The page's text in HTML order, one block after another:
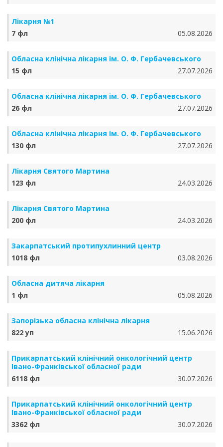
Лікарня №1
7 фл
05.08.2026
Обласна клінічна лікарня ім. О. Ф. Гербачевського
15 фл
27.07.2026
Обласна клінічна лікарня ім. О. Ф. Гербачевського
26 фл
27.07.2026
Обласна клінічна лікарня ім. О. Ф. Гербачевського
130 фл
27.07.2026
Лікарня Святого Мартина
123 фл
24.03.2026
Лікарня Святого Мартина
200 фл
24.03.2026
Закарпатський протипухлинний центр
1018 фл
03.08.2026
Обласна дитяча лікарня
1 фл
05.08.2026
Запорізька обласна клінічна лікарня
822 уп
15.06.2026
Прикарпатський клінічний онкологічний центр
Івано-Франківської обласної ради
6118 фл
30.07.2026
Прикарпатський клінічний онкологічний центр
Івано-Франківської обласної ради
3362 фл
30.07.2026